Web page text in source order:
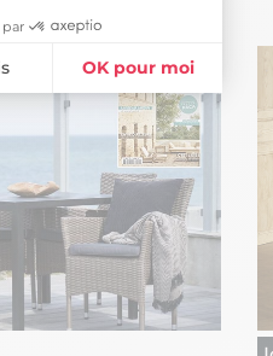
OK pour moi
: Personnalisez vos Options
et de gérer vos paramètres